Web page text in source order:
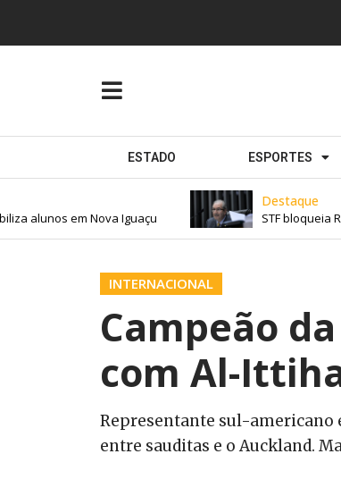
ESTADO ESPORTES
Destaque
STF bloqueia R$
alunos em Nova Iguaçu
INTERNACIONAL
Campeão
com Al-
Representante sul-americano
entre sauditas e o Auckland.